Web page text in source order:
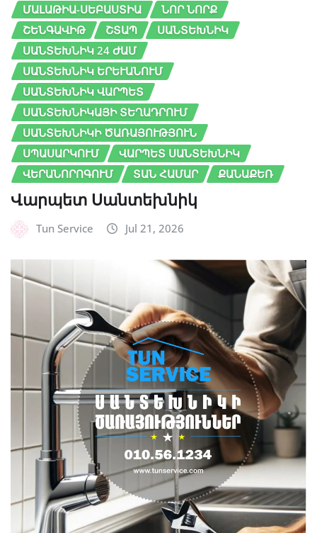
ՄԱԼԱԹԻԱ-ՍԵԲԱՍՏԻԱ
ՆՈՐ ՆՈՐՔ
ՇԵՆԳԱՎԻԹ
ՇՏԱՊ
ՍԱՆՏԵԽՆԻԿ
ՍԱՆՏԵԽՆԻԿ 24 ԺԱՄ
ՍԱՆՏԵԽՆԻԿ ԵՐԵՒԱՆՈՒՄ
ՍԱՆՏԵԽՆԻԿ ՎԱՐՊԵՏ
ՍԱՆՏԵԽՆԻԿԱՅԻ ՏԵՂԱԴՐՈՒՄ
ՍԱՆՏԵԽՆԻԿԻ ԾԱՌԱՅՈՒԹՅՈՒՆ
ՍՊԱՍԱՐԿՈՒՄ
ՎԱՐՊԵՏ ՍԱՆՏԵԽՆԻԿ
ՎԵՐԱՆՈՐՈԳՈՒՄ
ՏԱՆ ՀԱՄԱՐ ՔԱՆԱՔԵՌ
Վարպետ Սանտեխնիկ
Tun Service Jul 21, 2026